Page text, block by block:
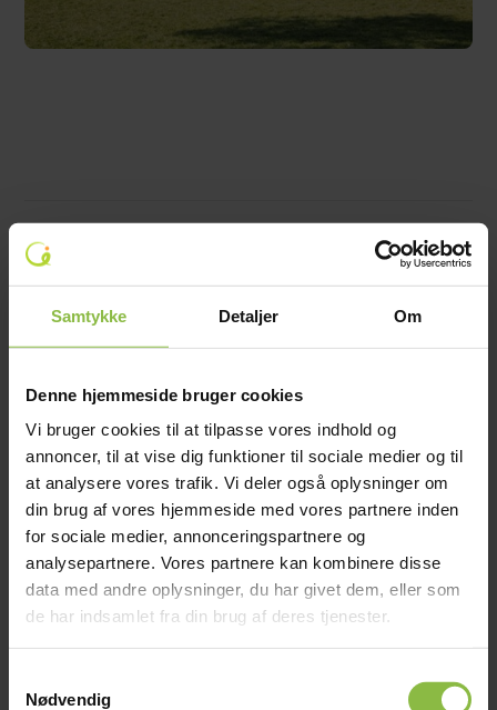
Samtykke Detaljer Om
Denne hjemmeside bruger cookies
Vi bruger cookies til at tilpasse vores indhold og
annoncer, til at vise dig funktioner til sociale medier og til
at analysere vores trafik. Vi deler også oplysninger om
din brug af vores hjemmeside med vores partnere inden
for sociale medier, annonceringspartnere og
analysepartnere. Vores partnere kan kombinere disse
data med andre oplysninger, du har givet dem, eller som
de har indsamlet fra din brug af deres tjenester.
Nødvendig
Relaterede nyheder
17. juni 2025
Nye besøgsdage og
ARRANGEMENTER
16. juni 2025
Jubilardag 2026 – tilmelding er
nu åben 🎉